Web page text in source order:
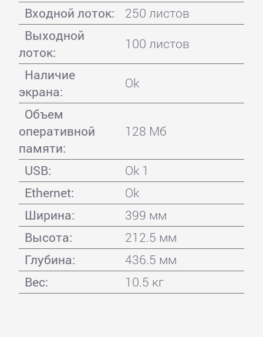
Входной лоток:
250 листов
Выходной
лоток:
100 листов
Наличие
экрана:
Ok
Объем
оперативной
памяти:
128 Мб
USB:
Ok 1
Ethernet:
Ok
Ширина:
399 мм
Высота:
212.5 мм
Глубина:
436.5 мм
Вес:
10.5 кг